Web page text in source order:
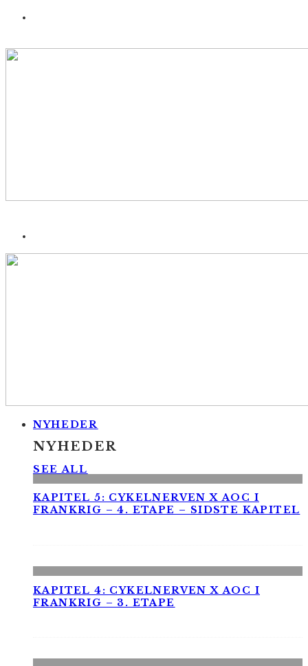
NYHEDER
NYHEDER
SEE ALL
KAPITEL 5: CYKELNERVEN X AOC I
FRANKRIG – 4. ETAPE – SIDSTE KAPITEL
KAPITEL 4: CYKELNERVEN X AOC I
FRANKRIG – 3. ETAPE